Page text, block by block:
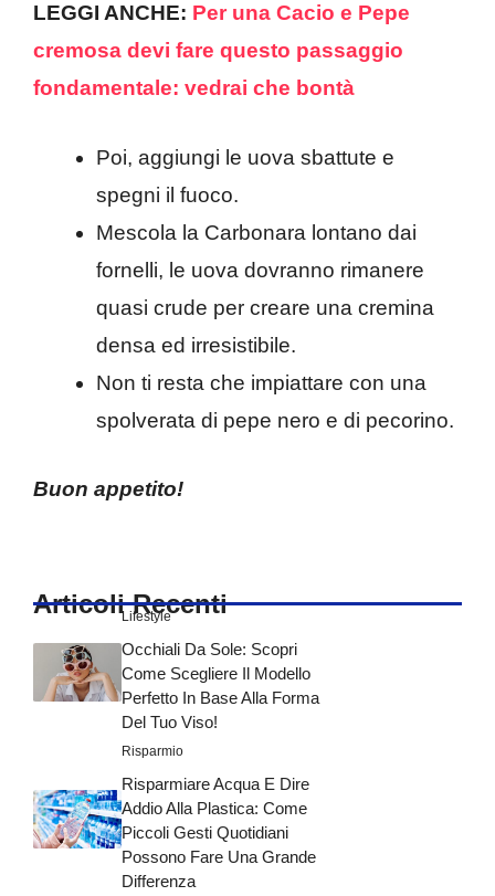
LEGGI ANCHE: Per una Cacio e Pepe
cremosa devi fare questo passaggio
fondamentale: vedrai che bontà
Poi, aggiungi le uova sbattute e
spegni il fuoco.
Mescola la Carbonara lontano dai
fornelli, le uova dovranno rimanere
quasi crude per creare una cremina
densa ed irresistibile.
Non ti resta che impiattare con una
spolverata di pepe nero e di pecorino.
Buon appetito!
Articoli Recenti
Lifestyle
Occhiali Da Sole: Scopri
Come Scegliere Il Modello
Perfetto In Base Alla Forma
Del Tuo Viso!
Risparmio
Risparmiare Acqua E Dire
Addio Alla Plastica: Come
Piccoli Gesti Quotidiani
Possono Fare Una Grande
Differenza